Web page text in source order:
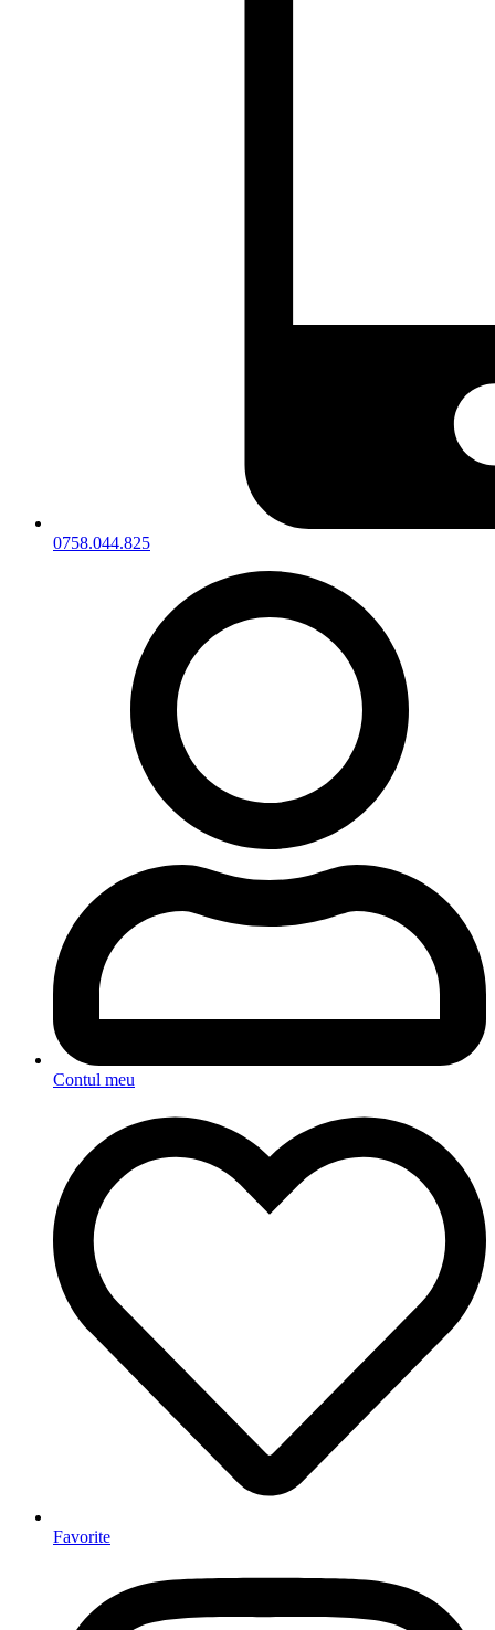
0758.044.825
Contul meu
Favorite